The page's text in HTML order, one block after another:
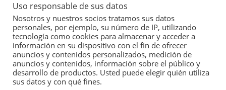
Enlaces de interés:
CME Group
Derivaties
Aemet
Política de privacidad
Uso responsable de sus datos
Nosotros y nuestros socios tratamos sus datos
personales, por ejemplo, su número de IP, utilizando
tecnología como cookies para almacenar y acceder a
información en su dispositivo con el fin de ofrecer
anuncios y contenidos personalizados, medición de
anuncios y contenidos, información sobre el público y
desarrollo de productos. Usted puede elegir quién utiliza
sus datos y con qué fines.